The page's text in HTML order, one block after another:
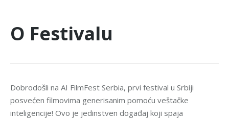
O Festivalu
Dobrodošli na AI FilmFest Serbia, prvi festival u Srbiji
posvećen filmovima generisanim pomoću veštačke
inteligencije! Ovo je jedinstven događaj koji spaja